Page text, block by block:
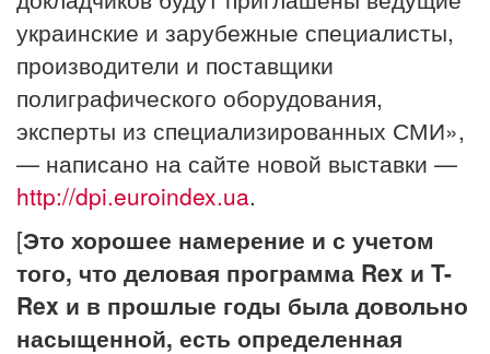
украинские и зарубежные специалисты,
производители и поставщики
полиграфического оборудования,
эксперты из специализированных СМИ»,
— написано на сайте новой выставки —
http://dpi.euroindex.ua.
[Это хорошее намерение и с учетом
того, что деловая программа Rex и T-
Rex и в прошлые годы была довольно
насыщенной, есть определенная